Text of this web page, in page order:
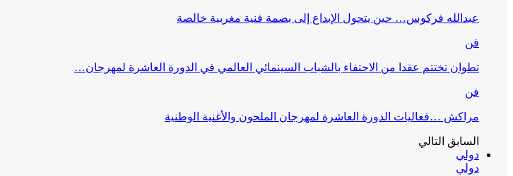
عبدالله فركوس… حين يتحول الإبداع إلى بصمة فنية مغربية خالصة
فن
تطوان تختتم عقدا من الاحتفاء بالشباب السينمائي العالمي في الدورة العاشرة لمهرجان…
فن
مراكش …فعاليات الدورة العاشرة لمهرجان الملحون والأغنية الوطنية
السابق التالي
دولي
دولي